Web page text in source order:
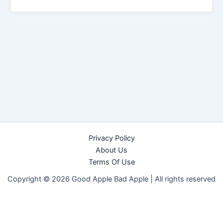
Privacy Policy
About Us
Terms Of Use
Copyright © 2026 Good Apple Bad Apple | All rights reserved